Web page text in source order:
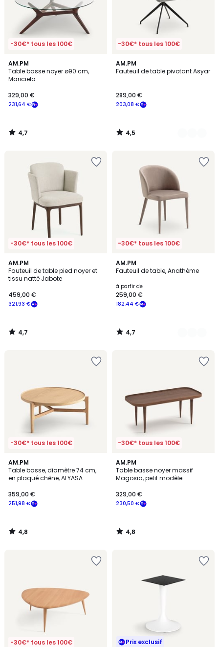
-30€* tous les 100€
AM.PM
Table basse noyer ø90 cm,
Maricielo
231,64 €
329,00 €
4,7
/ 5
4,7
/
-30€* tous les 100€
AM.PM
Fauteuil de table pivotant Asyar
203,08 €
289,00 €
4,5
/ 5
2
Couleurs
4,5
/
-30€* tous les 100€
AM.PM
Fauteuil de table pied noyer et
tissu natté Jabote
321,93 €
459,00 €
4,7
/ 5
4,7
/
-30€* tous les 100€
AM.PM
Fauteuil de table, Anathème
à partir de
182,44 €
259,00 €
4,7
/ 5
2
Couleurs
4,7
/
-30€* tous les 100€
AM.PM
Table basse, diamètre 74 cm,
en plaqué chêne, ALYASA
251,98 €
359,00 €
4,8
/ 5
4,8
/
-30€* tous les 100€
AM.PM
Table basse noyer massif
Magosia, petit modèle
230,50 €
329,00 €
4,8
/ 5
4,8
/
-30€* tous les 100€ Prix exclusif